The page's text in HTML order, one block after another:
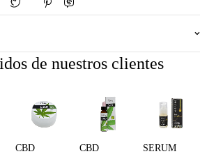
de nuestros clientes
CBD
CBD
SERUM